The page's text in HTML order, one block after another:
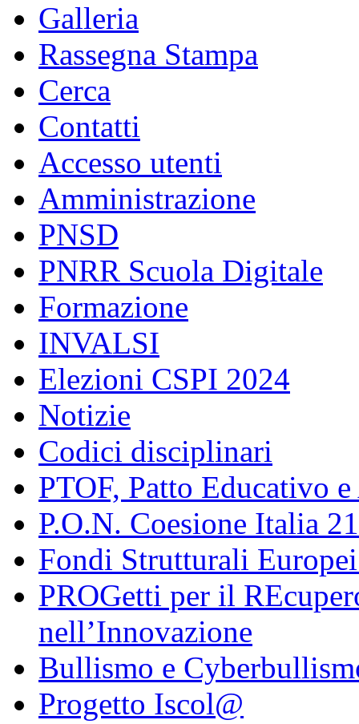
Galleria
Rassegna Stampa
Cerca
Contatti
Accesso utenti
Amministrazione
PNSD
PNRR Scuola Digitale
Formazione
INVALSI
Elezioni CSPI 2024
Notizie
Codici disciplinari
PTOF, Patto Educativo
P.O.N. Coesione Italia
Fondi Strutturali
PROGetti per il
nell’Innovazione
Bullismo e
Progetto Iscol@